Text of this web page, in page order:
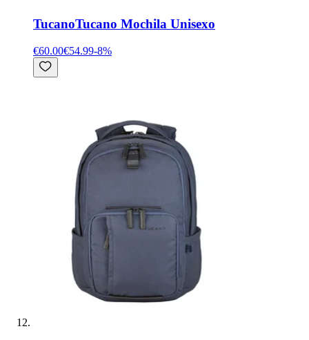
TucanoTucano Mochila Unisexo
€60.00€54.99-8%